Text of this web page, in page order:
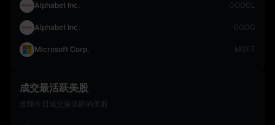
Alphabet Inc. GOOGL
Alphabet Inc. GOOG
Microsoft Corp. MSFT
成交最活跃美股
发现今日成交最活跃的美股